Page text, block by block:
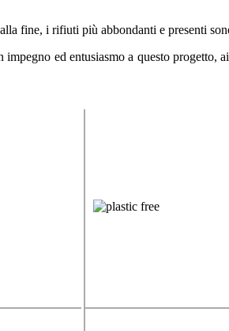
fine, i rifiuti più abbondanti e presenti
ed entusiasmo a questo